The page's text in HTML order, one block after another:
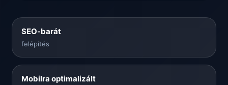
SEO-barát
felépítés
Mobilra optimalizált